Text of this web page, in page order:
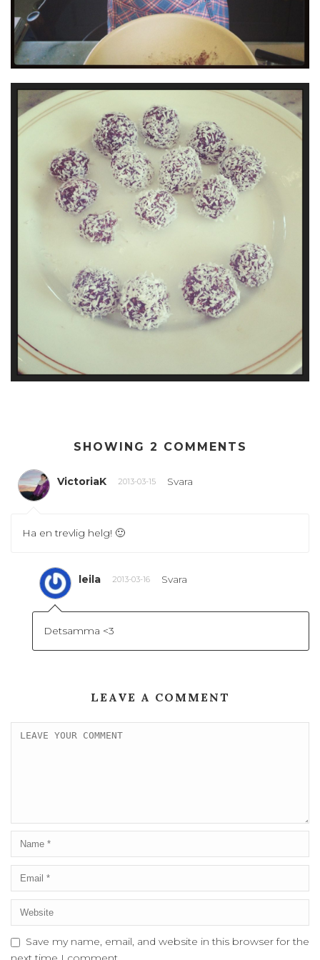
SHOWING 2 COMMENTS
VictoriaK 2013-03-15 Svara
Ha en trevlig helg! 🙂
leila 2013-03-16 Svara
Detsamma <3
LEAVE A COMMENT
Save my name, email, and website in this browser for the